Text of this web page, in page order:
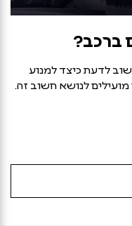
ברכב?
לדעת כיצד למנוע
לנושא חשוב זה.